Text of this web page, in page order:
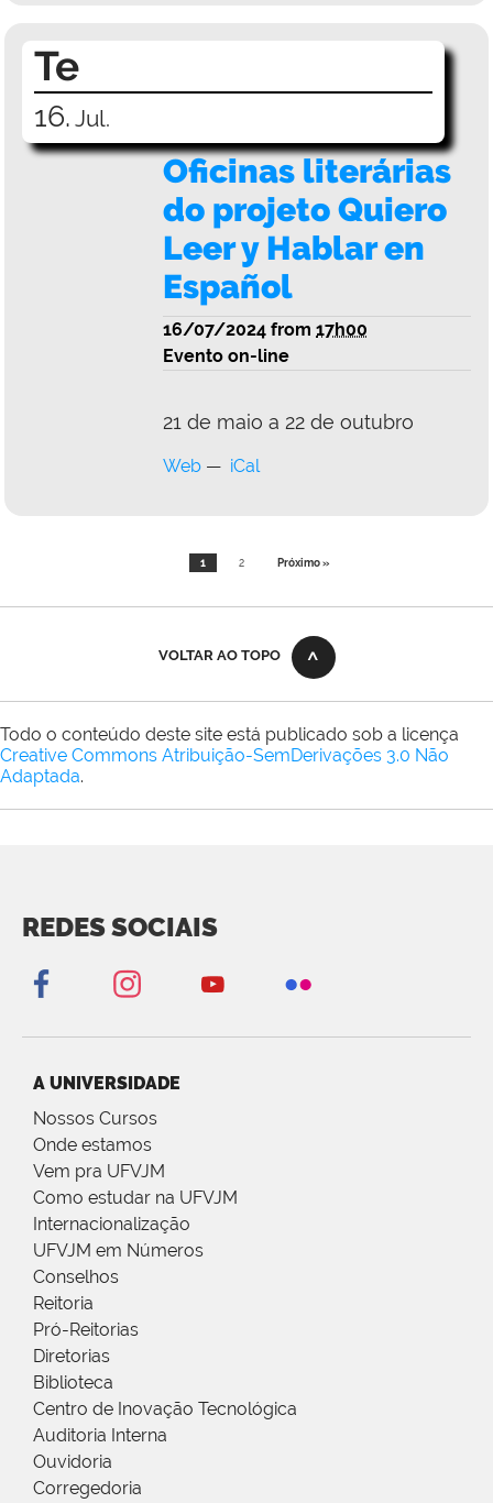
Te
16. Jul.
Oficinas literárias
do projeto Quiero
Leer y Hablar en
Español
16/07/2024 from 17h00
Evento on-line
21 de maio a 22 de outubro
Web iCal
1 2 Próximo »
VOLTAR AO TOPO
Todo o conteúdo deste site está publicado sob a licença
Creative Commons Atribuição-SemDerivações 3.0 Não
Adaptada.
REDES SOCIAIS
A UNIVERSIDADE
Nossos Cursos
Onde estamos
Vem pra UFVJM
Como estudar na UFVJM
Internacionalização
UFVJM em Números
Conselhos
Reitoria
Pró-Reitorias
Diretorias
Biblioteca
Centro de Inovação Tecnológica
Auditoria Interna
Ouvidoria
Corregedoria